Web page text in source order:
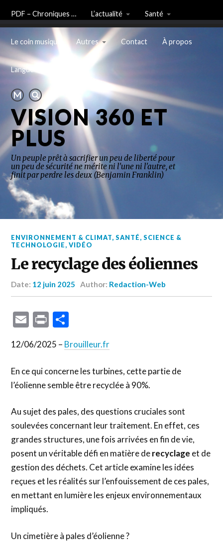
PDF – Chroniques … L’actualité Santé
Le coin musique Autres Contact À propos
Langue
VISION 360 ET
PLUS
Un peuple prêt à sacrifier un peu de liberté pour
un peu de sécurité ne mérite ni l'une ni l'autre, et
finit par perdre les deux (Benjamin Franklin)
ENVIRONNEMENT & CLIMAT,SANTÉ,SCIENCE &
TECHNOLOGIE,VIDÉO
Le recyclage des éoliennes
Date: 12 juin 2025 Author: Redaction-Web
Email
Print
12/06/2025 – Brouilleur.fr
En ce qui concerne les turbines, cette partie de
l’éolienne semble être recyclée à 90%.
Au sujet des pales, des questions cruciales sont
soulevées concernant leur traitement. En effet, ces
grandes structures, une fois arrivées en fin de vie,
posent un véritable défi en matière derecyclage et de
gestion des déchets. Cet article examine les idées
reçues et les réalités sur l’enfouissement de ces pales,
en mettant en lumière les enjeux environnementaux
impliqués.
Un cimetière à pales d’éolienne ?